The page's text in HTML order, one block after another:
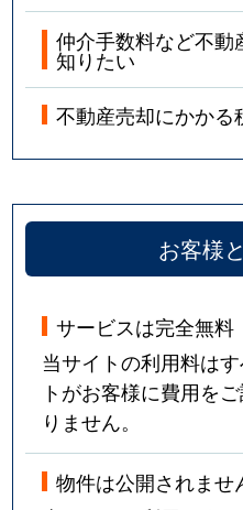
仲介手数料など不
知りたい
不動産売却にかか
お客様
サービスは完全無料
当サイトの利用料は
トがお客様に費用を
りません。
物件は公開されませ